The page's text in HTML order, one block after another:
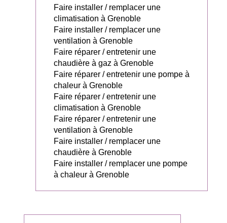
Faire installer / remplacer une
climatisation à Grenoble
Faire installer / remplacer une
ventilation à Grenoble
Faire réparer / entretenir une
chaudière à gaz à Grenoble
Faire réparer / entretenir une pompe à
chaleur à Grenoble
Faire réparer / entretenir une
climatisation à Grenoble
Faire réparer / entretenir une
ventilation à Grenoble
Faire installer / remplacer une
chaudière à Grenoble
Faire installer / remplacer une pompe
à chaleur à Grenoble